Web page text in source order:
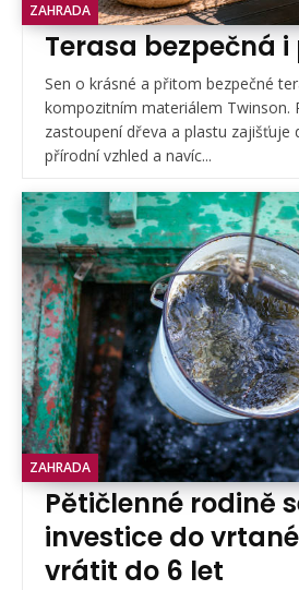
ZAHRADA
Terasa bezpečná
Sen o krásné a přitom bezpečné
kompozitním materiálem Twinson.
zastoupení dřeva a plastu zajišťuje
přírodní vzhled a navíc...
ZAHRADA
Pětičlenné rodině
investice do
vrátit do 6 let